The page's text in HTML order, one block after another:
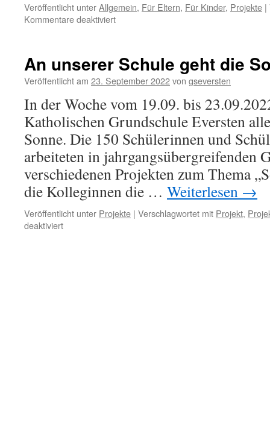
Veröffentlicht unterAllgemein, Für Eltern, Für Kinder, Projekte |
Kommentare deaktiviertfür
ZIRKUS
ist
An unserer Schule geht die
Veröffentlicht am 23. September 2022von gseversten
In der Woche vom 19.09. bis
Katholischen Grundschule Eversten
Sonne. Die 150 Schülerinnen und
arbeiteten in jahrgangsübergreifenden
verschiedenen Projekten zum Thema
die Kolleginnen die … Weiterlesen →
Veröffentlicht unter Projekte | Verschlagwortet mit Projekt,
deaktiviertfür